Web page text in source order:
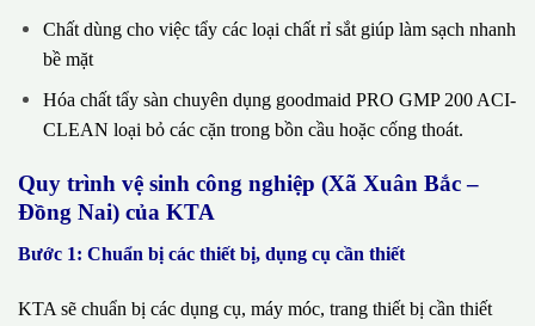
Chất dùng cho việc tẩy các loại chất rỉ sắt giúp làm sạch nhanh
bề mặt
Hóa chất tẩy sàn chuyên dụng goodmaid PRO GMP 200 ACI-
CLEAN loại bỏ các cặn trong bồn cầu hoặc cống thoát.
Quy trình vệ sinh công nghiệp (Xã Xuân Bắc –
Đồng Nai) của KTA
Bước 1: Chuẩn bị các thiết bị, dụng cụ cần thiết
KTA sẽ chuẩn bị các dụng cụ, máy móc, trang thiết bị cần thiết